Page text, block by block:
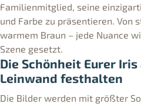
Familienmitglied, seine
und Farbe zu präsentieren. Von
warmem Braun – jede Nuance
Szene gesetzt.
Die Schönheit Eurer
Leinwand festhalten
Die Bilder werden mit größter